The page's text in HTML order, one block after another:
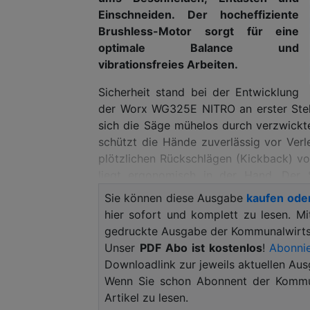
Einschneiden. Der hocheffiziente
Brushless-Motor sorgt für eine
optimale Balance und
vibrationsfreies Arbeiten.
Sicherheit stand bei der Entwicklung
der Worx WG325E NITRO an erster
sich die Säge mühelos durch
schützt die Hände zuverlässig vor
plötzlichen Rückschlägen (Kickback)
Linkshänder leicht zu bedienen. Die
Kettenspannsystem und ermöglicht
mittels integrierter Pumpmechanik
Der serienmäßige 20V PowerShare
Boden aus. Die Worx WG325E NITRO
erhältlich, zum UVP von 119,99 Euro
keinen Worx PowerShare Akku
Sie können diese Ausgabe kaufen
hier sofort und komplett zu lesen.
gedruckte Ausgabe der
Unser PDF Abo ist kostenlos!
Downloadlink zur jeweils aktuellen
Wenn Sie schon Abonnent der
Artikel zu lesen.